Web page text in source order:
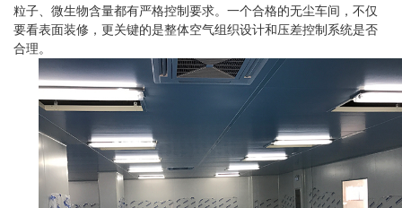
粒子、微生物含量都有严格控制要求。一个合格的无尘车间，不仅
要看表面装修，更关键的是整体空气组织设计和压差控制系统是否
合理。